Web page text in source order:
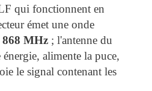
qui fonctionnent en
émet une onde
868 MHz ; l'antenne du
énergie, alimente la puce,
le signal contenant les